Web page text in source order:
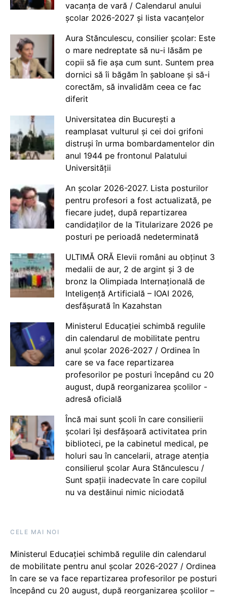
vacanța de vară / Calendarul anului
școlar 2026-2027 și lista vacanțelor
Aura Stănculescu, consilier școlar: Este
o mare nedreptate să nu-i lăsăm pe
copii să fie așa cum sunt. Suntem prea
dornici să îi băgăm în șabloane și să-i
corectăm, să invalidăm ceea ce fac
diferit
Universitatea din București a
reamplasat vulturul și cei doi grifoni
distruși în urma bombardamentelor din
anul 1944 pe frontonul Palatului
Universității
An școlar 2026-2027. Lista posturilor
pentru profesori a fost actualizată, pe
fiecare județ, după repartizarea
candidaților de la Titularizare 2026 pe
posturi pe perioadă nedeterminată
ULTIMĂ ORĂ Elevii români au obținut 3
medalii de aur, 2 de argint și 3 de
bronz la Olimpiada Internațională de
Inteligență Artificială – IOAI 2026,
desfășurată în Kazahstan
Ministerul Educației schimbă regulile
din calendarul de mobilitate pentru
anul școlar 2026-2027 / Ordinea în
care se va face repartizarea
profesorilor pe posturi începând cu 20
august, după reorganizarea școlilor -
adresă oficială
Încă mai sunt școli în care consilierii
școlari își desfășoară activitatea prin
biblioteci, pe la cabinetul medical, pe
holuri sau în cancelarii, atrage atenția
consilierul școlar Aura Stănculescu /
Sunt spații inadecvate în care copilul
nu va destăinui nimic niciodată
CELE MAI NOI
Ministerul Educației schimbă regulile din calendarul
de mobilitate pentru anul școlar 2026-2027 / Ordinea
în care se va face repartizarea profesorilor pe posturi
începând cu 20 august, după reorganizarea școlilor –